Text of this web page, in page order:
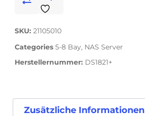
SKU: 21105010
Categories 5-8 Bay, NAS Server
Herstellernummer: DS1821+
Zusätzliche Informationen